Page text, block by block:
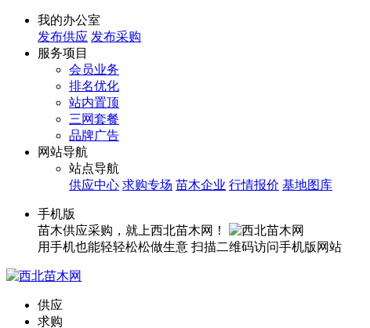
我的办公室
发布供应 发布采购
服务项目
会员业务
排名优化
站内置顶
三网套餐
品牌广告
网站导航
站点导航
供应中心 求购专场 苗木企业 行情报价 基地图库
手机版
苗木供应采购，就上西北苗木网！
用手机也能轻轻松松做生意 扫描二维码访问手机版网站
供应
求购